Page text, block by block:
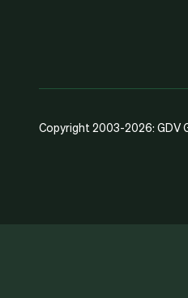
Copyright 2003-2026: GDV